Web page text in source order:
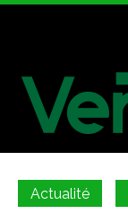
Actualité